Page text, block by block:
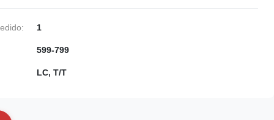
1
599-799
LC, T/T